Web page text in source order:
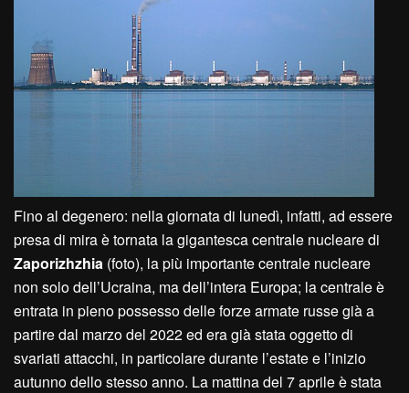
Fino al degenero: nella giornata di lunedì, infatti, ad essere
presa di mira è tornata la gigantesca centrale nucleare di
Zaporizhzhia (foto), la più importante centrale nucleare
non solo dell’Ucraina, ma dell’intera Europa; la centrale è
entrata in pieno possesso delle forze armate russe già a
partire dal marzo del 2022 ed era già stata oggetto di
svariati attacchi, in particolare durante l’estate e l’inizio
autunno dello stesso anno. La mattina del 7 aprile è stata